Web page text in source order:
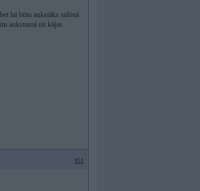
lai būtu aukstāks salōnā
aukstumā un kājas
#51